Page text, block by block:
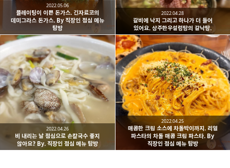
플레이팅이 이쁜 돈가스. 긴자료코의
데미그라스 돈가스. By 직장인 점심 메뉴
탐방
2022.05.06
갈비에 낙지 그리고 하나가 더 들어
있어요. 상주한우설렁탕의 갈낙탕.
2022.04.28
비 내리는 날 점심으로 손칼국수 좋지
않아요? By. 직장인 점심 메뉴 탐방
2022.04.26
매콤한 크림 소스에 차돌박이까지. 리얼
파스타의 차돌 매콤 크림 파스타. By
직장인 점심 메뉴 탐방
2022.04.25